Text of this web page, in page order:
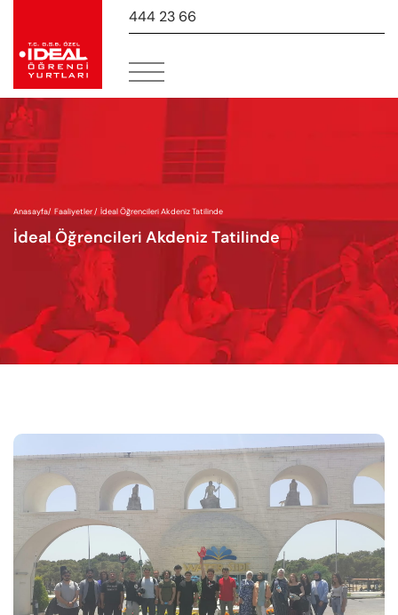
444 23 66
Anasayfa/ Faaliyetler / İdeal Öğrencileri Akdeniz Tatilinde
İdeal Öğrencileri Akdeniz Tatilinde